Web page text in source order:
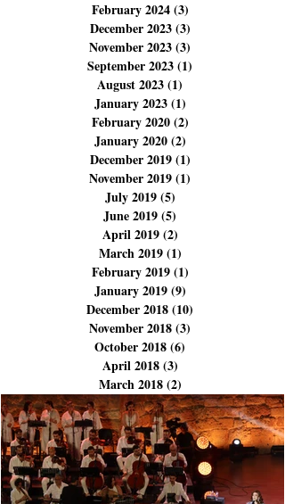
June 2024(5)5 posts
April 2024(4)4 posts
March 2024(9)9 posts
February 2024(3)3 posts
December 2023(3)
November 2023 (3)
September 2023 (1)
August 2023 (1)1 post
January 2023(1)1 post
February 2020 (2)2 posts
January 2020(2)
December 2019(1)
November 2019(1)
July 2019 (5)5 posts
June 2019(5)5 posts
April 2019(2)2 posts
March 2019(1)1 post
February 2019 (1)1 post
January 2019 (9)
December 2018(10)
November 2018(3)
October 2018(6)6 posts
April 2018(3)3 posts
March 2018(2)2 posts